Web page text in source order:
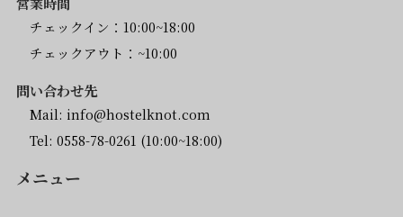
チェックイン：10:00~18:00
チェックアウト：~10:00
問い合わせ先
Mail: info@hostelknot.com
Tel: 0558-78-0261 (10:00~18:00)
メニュー